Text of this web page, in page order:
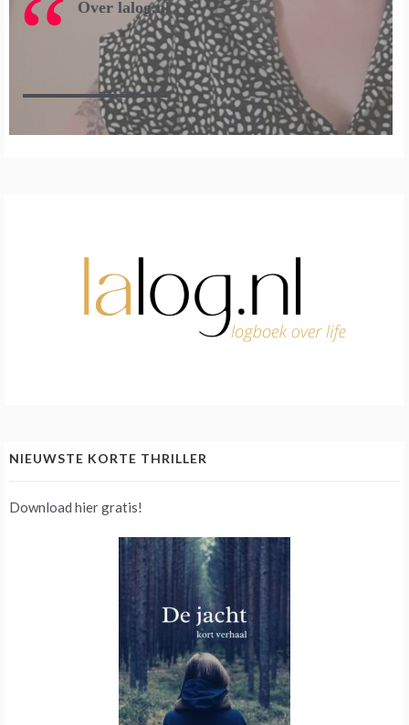
Over lalog.nl
NIEUWSTE KORTE THRILLER
Download hier gratis!